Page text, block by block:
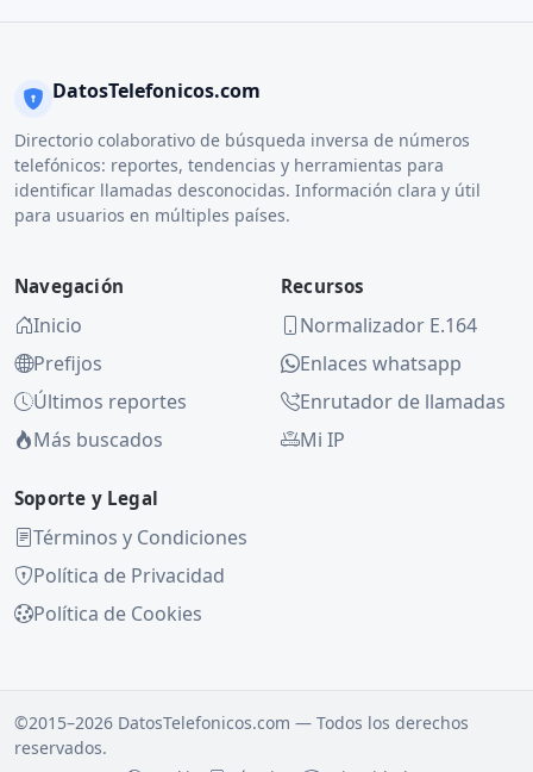
DatosTelefonicos.com
Directorio colaborativo de búsqueda inversa de números
telefónicos: reportes, tendencias y herramientas para
identificar llamadas desconocidas. Información clara y útil
para usuarios en múltiples países.
Navegación
Inicio
Prefijos
Últimos reportes
Más buscados
Recursos
Normalizador E.164
Enlaces whatsapp
Enrutador de llamadas
Mi IP
Soporte y Legal
Términos y Condiciones
Política de Privacidad
Política de Cookies
©2015–2026 DatosTelefonicos.com — Todos los derechos
reservados.